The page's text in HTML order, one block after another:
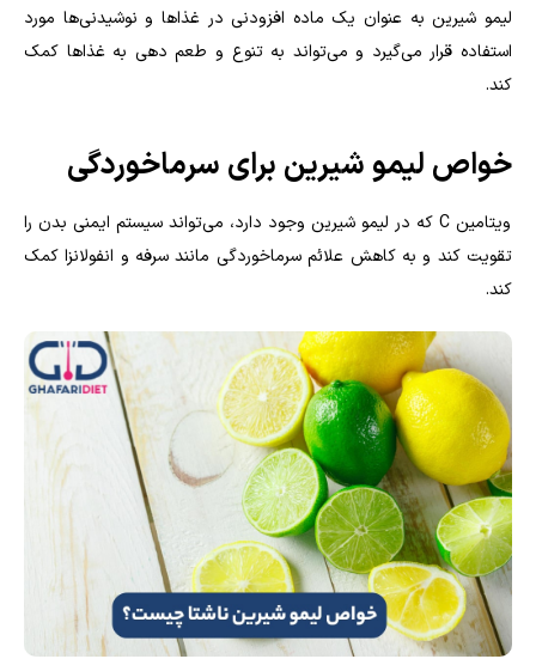
لیمو شیرین به عنوان یک ماده افزودنی در غذاها و نوشیدنی‌ها مورد
استفاده قرار می‌گیرد و می‌تواند به تنوع و طعم دهی به غذاها کمک
کند.
خواص لیمو شیرین برای سرماخوردگی
ویتامین C که در لیمو شیرین وجود دارد، می‌تواند سیستم ایمنی بدن را
تقویت کند و به کاهش علائم سرماخوردگی مانند سرفه و انفولانزا کمک
کند.